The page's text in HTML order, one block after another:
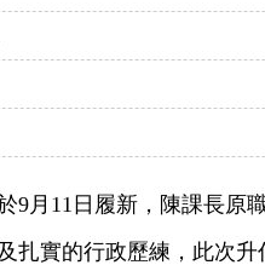
9月11日履新，陳課長原
扎實的行政歷練，此次